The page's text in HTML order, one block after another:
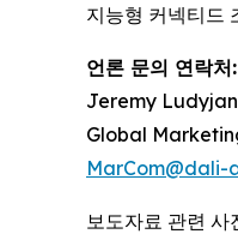
지능형 커넥티드
언론 문의 연락처:
Jeremy Ludyjan
Global
MarCom@dali-
보도자료 관련 사